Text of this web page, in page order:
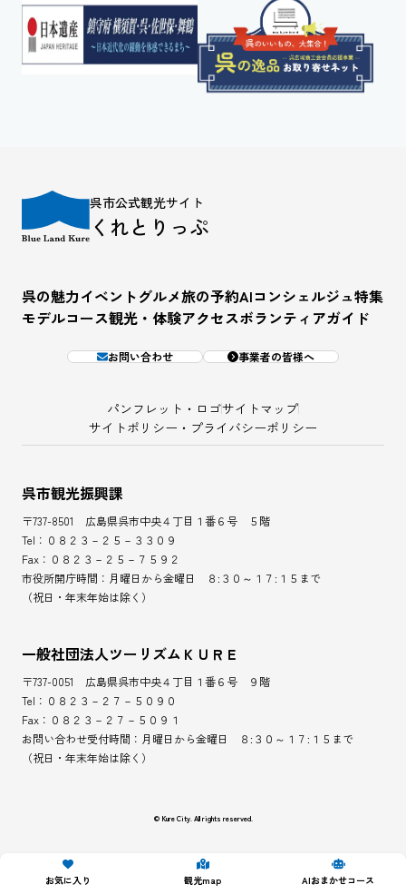
お気に入り 観光map AIおまかせコース
呉市公式観光サイト
くれとりっぷ
呉の魅力イベントグルメ旅の予約AIコンシェルジュ特集
モデルコース観光・体験アクセスボランティアガイド
お問い合わせ 事業者の皆様へ
パンフレット・ロゴサイトマップ
サイトポリシー・プライバシーポリシー
呉市観光振興課
〒737-8501 広島県呉市中央４丁目１番６号 ５階
Tel：０８２３－２５－３３０９
Fax：０８２３－２５－７５９２
市役所開庁時間：月曜日から金曜日 ８:３０～１７:１５まで
（祝日・年末年始は除く）
一般社団法人ツーリズムＫＵＲＥ
〒737-0051 広島県呉市中央４丁目１番６号 ９階
Tel：０８２３－２７－５０９０
Fax：０８２３－２７－５０９１
お問い合わせ受付時間：月曜日から金曜日 ８:３０～１７:１５まで
（祝日・年末年始は除く）
© Kure City. All rights reserved.